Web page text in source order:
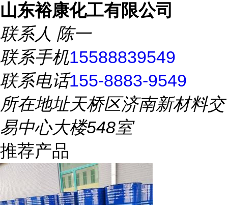
山东裕康化工有限公司
联系人 陈一
联系手机15588839549
联系电话155-8883-9549
所在地址天桥区济南新材料交
易中心大楼548室
推荐产品